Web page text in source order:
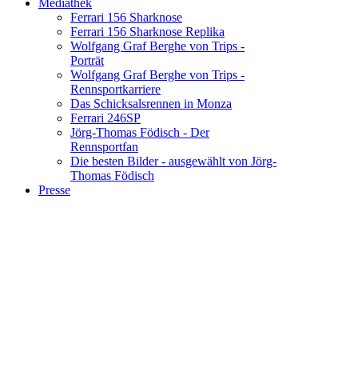
Mediathek
Ferrari 156 Sharknose
Ferrari 156 Sharknose Replika
Wolfgang Graf Berghe von Trips -
Porträt
Wolfgang Graf Berghe von Trips -
Rennsportkarriere
Das Schicksalsrennen in Monza
Ferrari 246SP
Jörg-Thomas Födisch - Der
Rennsportfan
Die besten Bilder - ausgewählt von Jörg-
Thomas Födisch
Presse